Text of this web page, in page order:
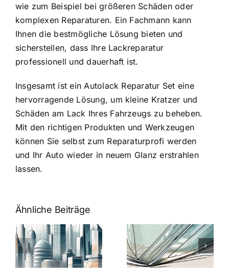
wie zum Beispiel bei größeren Schäden oder
komplexen Reparaturen. Ein Fachmann kann
Ihnen die bestmögliche Lösung bieten und
sicherstellen, dass Ihre Lackreparatur
professionell und dauerhaft ist.
Insgesamt ist ein Autolack Reparatur Set eine
hervorragende Lösung, um kleine Kratzer und
Schäden am Lack Ihres Fahrzeugs zu beheben.
Mit den richtigen Produkten und Werkzeugen
können Sie selbst zum Reparaturprofi werden
und Ihr Auto wieder in neuem Glanz erstrahlen
lassen.
Ähnliche Beiträge
5 Gründe,
warum
Nanoversiegelung
auf Glas
7
Expertentipps
für maximale